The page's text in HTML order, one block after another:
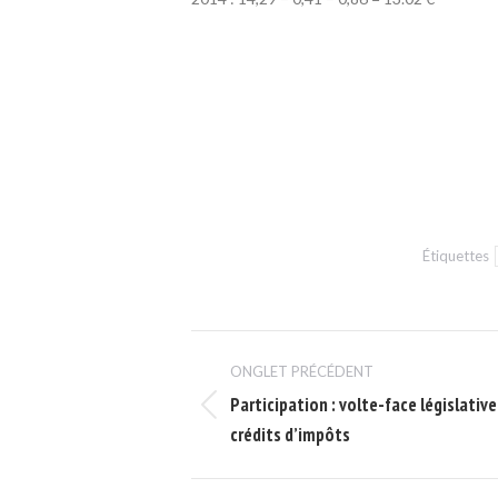
Étiquettes
Navigation
de
commentaire
ONGLET PRÉCÉDENT
Onglet
précédent
Participation : volte-face législative
crédits d’impôts